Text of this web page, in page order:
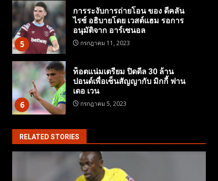
5
การระงับการถ่ายโอน ของ ดีคลัน
ไรซ์ อธิบายโดย เวสต์แฮม รอการ
อนุมัติจาก อาร์เซนอล
กรกฎาคม 11, 2023
6
ท็อตแน่มเตรียม ปิดดีล 30 ล้าน
ปอนด์เพื่อเซ็นสัญญากับ มิกกี้ ฟาน
เดอ เวน
กรกฎาคม 5, 2023
RELATED STORIES